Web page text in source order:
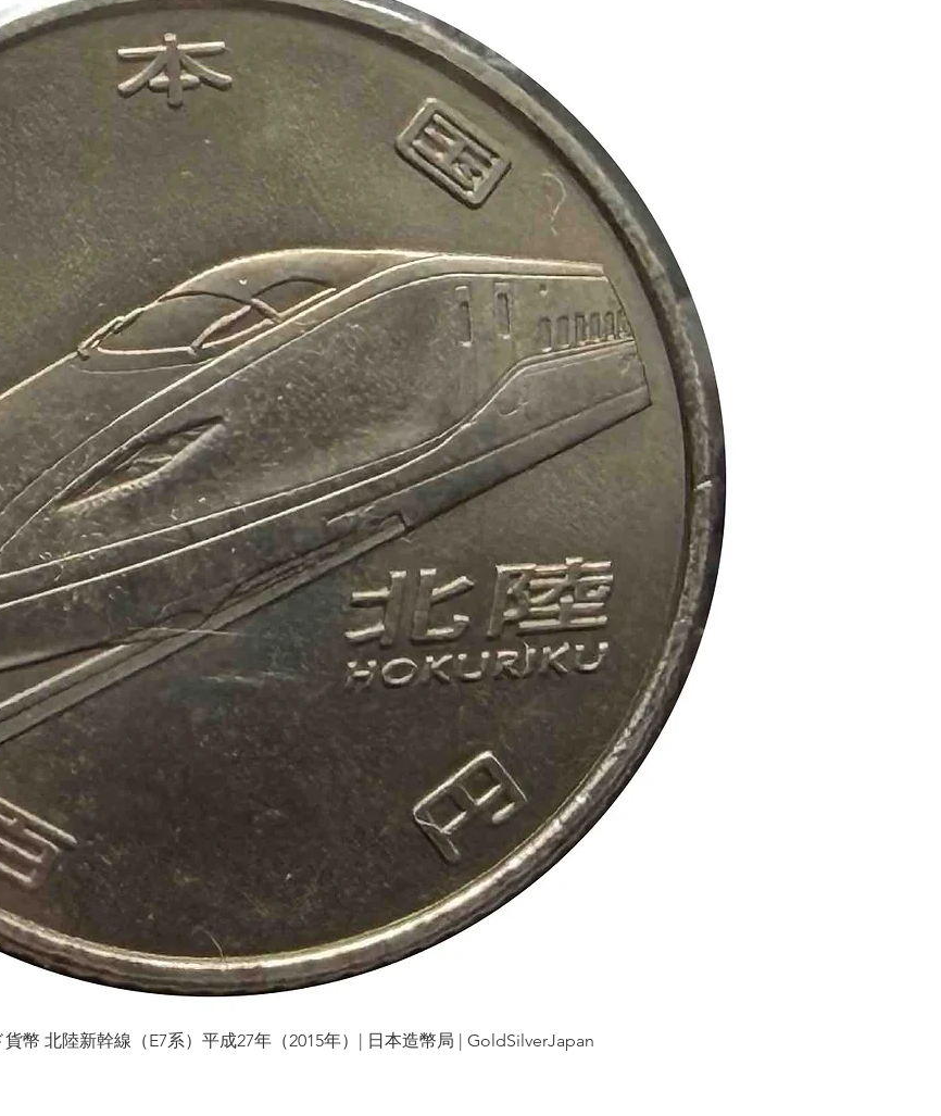
العرض السريع
幣 北陸新幹線（E7系）平成27年（2015年）| 日本造幣局 | GoldSilverJapan